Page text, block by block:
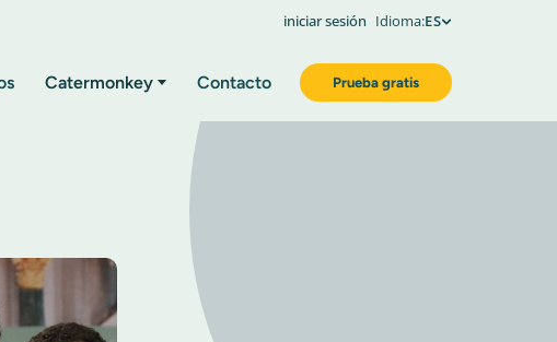
iniciar sesión Idioma:ES
Catermonkey Contacto Prueba gratis